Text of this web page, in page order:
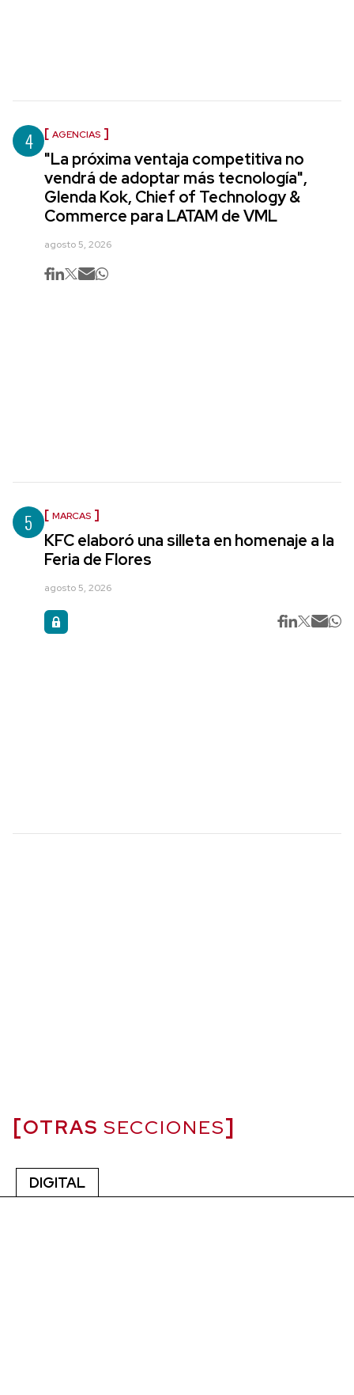
4 AGENCIAS
"La próxima ventaja competitiva no
vendrá de adoptar más tecnología",
Glenda Kok, Chief of Technology &
Commerce para LATAM de VML
agosto 5, 2026
5 MARCAS
KFC elaboró una silleta en homenaje a la
Feria de Flores
agosto 5, 2026
OTRAS SECCIONES
DIGITAL